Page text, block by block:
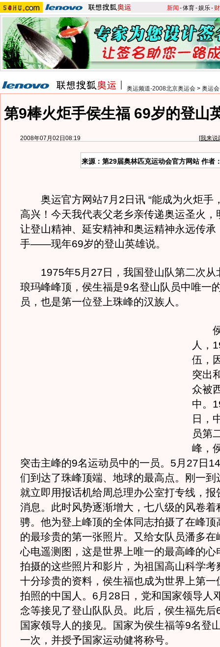
新闻 -体育-娱乐-
奥运频道-2008北京奥运会 > 奥运
第9棒火炬手侯生福 69岁的登山
2008年07月02日08:19 [我来说
来源：第29届奥林匹克运动会官方网站 作者
奥运官方网站7月2日讯 “能成为火炬手
高兴！今天我代表父老乡亲传递奥运圣火，
让登山精神、延安精神和奥运精神永远传承
手——现年69岁的登山英雄说。
1975年5月27日，我国登山队第二次从
琅玛峰峰顶，侯生福是9名登山队员中唯一
员，也是第一位登上珠峰的汉族人。
侯
人，
伍，
突出
众被
中。
日，
员第
峰，
突击主峰的9名运动员中的一员。5月27日
们到达了珠峰顶端、地球的最高点。刚一到
就立即用报话机给周总理办公室打专线，报
消息。此时风势逐渐增大，七八级的风卷着
骋。他为登上峰顶的全体同志拍摄了在峰顶
的最珍贵的第一张照片。又给女队员潘多在
心电遥测图，这是世界上唯一的最高峰的心
拍摄的这些照片和影片，为祖国高山科学考
十分珍贵的资料，侯生福也成为世界上第一
拍照的中国人。6月28日，党和国家领导人
念等接见了登山队队员。此后，侯生福先后
国家领导人的接见。国家为侯生福等9名登
一次，并授予国家运动健将称号。